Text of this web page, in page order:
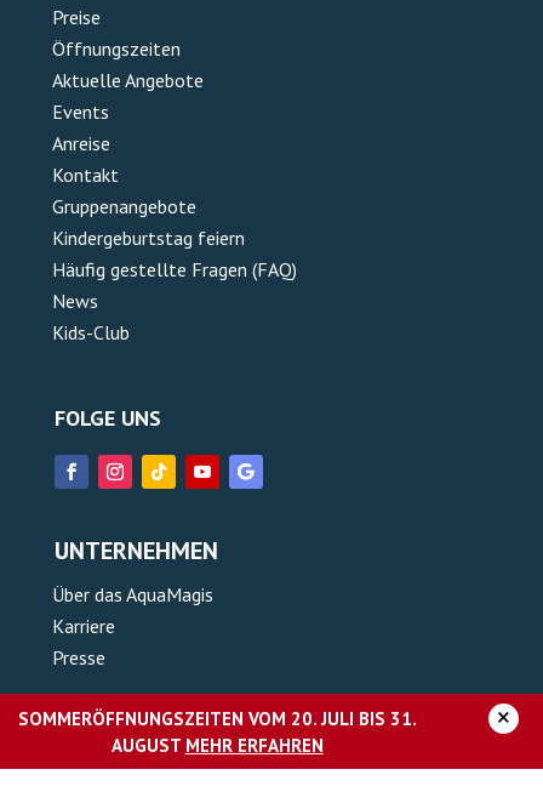
SOMMERÖFFNUNGSZEITEN VOM 20. JULI BIS 31.
AUGUST MEHR ERFAHREN
×
Preise
Öffnungszeiten
Aktuelle Angebote
Events
Anreise
Kontakt
Gruppenangebote
Kindergeburtstag feiern
Häufig gestellte Fragen (FAQ)
News
Kids-Club
FOLGE UNS
UNTERNEHMEN
Über das AquaMagis
Karriere
Presse
Impressum
Datenschutz